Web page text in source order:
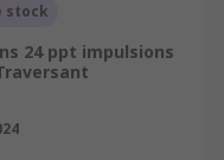
stock
24 ppt impulsions